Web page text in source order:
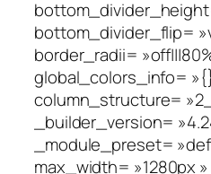
bottom_divider_flip=
border_radii=
global_colors_info=
column_structure=
_builder_version=
_module_preset=
max_width= »1280px »